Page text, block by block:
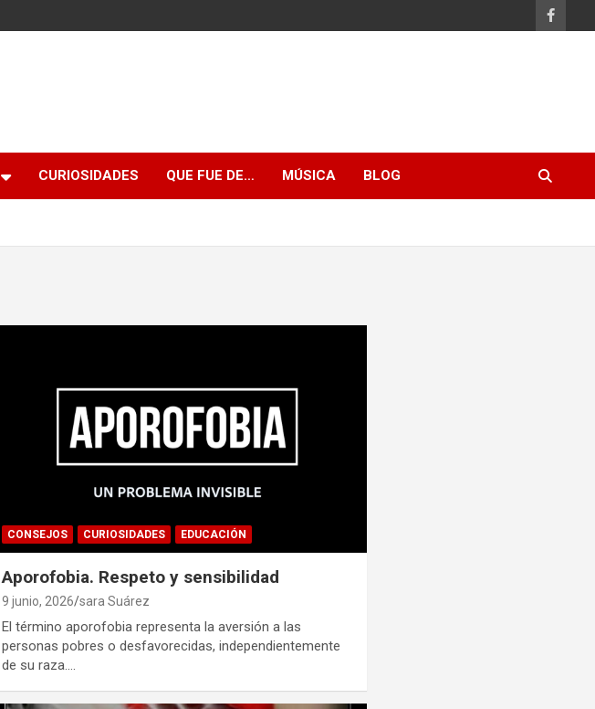
CURIOSIDADES QUE FUE DE… MÚSICA BLOG
CONSEJOS CURIOSIDADES EDUCACIÓN
Aporofobia. Respeto y sensibilidad
9 junio, 2026 sara Suárez
El término aporofobia representa la aversión a las
personas pobres o desfavorecidas, independientemente
de su raza.…